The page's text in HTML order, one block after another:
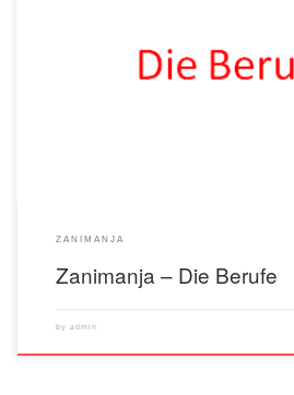
balerina der Schauspieler – glumac der Journalist
elektičar der Mechaniker – mehaničar der
ZANIMANJA
Zanimanja – Die Berufe
by admin